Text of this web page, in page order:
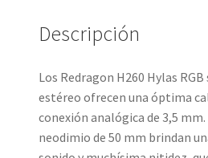
Descripción
Los Redragon H260 Hylas
estéreo ofrecen una óptima
conexión analógica de 3,5
neodimio de 50 mm brindan